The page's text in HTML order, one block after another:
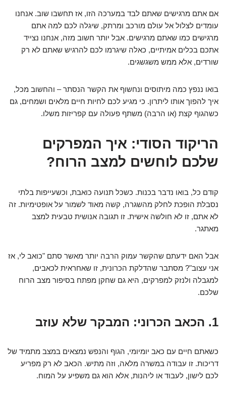
אם אתם מרגישים שאתם לבד במערכה הזו, אז תחשבו שוב. אנחנו
עומדים לצלול אל עולם מורכב ומרתק, שיגלה לכם למה אתם
מרגישים כמו שאתם מרגישים. אבל יותר חשוב מזה, אנחנו נצייד
אתכם בכלים אמיתיים, כאלה שיגרמו לכם להרגיש שאתם לא רק
שורדים, אלא ממש משגשגים.
בואו ננפץ כמה מיתוסים ונחשוף את הקשר הנסתר – והחשוב מכל,
איך להפוך אותו ליתרון. כי מגיע לכם לחיות חיים מלאים ושמחים, גם
כשהגוף קצת (או הרבה) משתף פעולה עם קפריזות משלו.
הריקוד הסודי: איך המפרקים
שלכם לוחשים למצב הרוח?
קודם כל, בואו נדבר בכנות. כשכל תנועה כואבת, וכשעייפות בלתי
נסבלת הופכת לחלק מהשגרה, קשה מאוד לשמור על אופטימיות. זה
לא אתם, זו לא חולשה אישית. זו תגובה אנושית טבעית למצב
מאתגר.
אבל האם ידעתם שהקשר עמוק הרבה יותר מאשר סתם "כואב לי, אז
אני עצוב"? מסתבר שהדלקת הכרונית, זו שאחראית לכאבים,
למגבלה ולנזק למפרקים, היא גם שחקן מפתח בסיפור מצב הרוח
שלכם.
1. הכאב הכרוני: המבקר שלא עוזב
כשאתם חיים עם כאב יומיומי, הגוף והנפש נמצאים במצב מתמיד של
דריכות. זו עבודה במשרה מלאה, וזה מתיש. הכאב לא רק מפריע
לכם לישון, לעבוד או ליהנות, אלא הוא גם משפיע על המוח.